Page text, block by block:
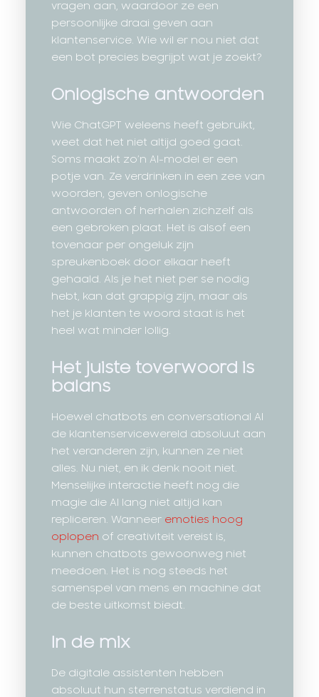
vragen aan, waardoor ze een
persoonlijke draai geven aan
klantenservice. Wie wil er nou niet dat
een bot precies begrijpt wat je zoekt?
Onlogische antwoorden
Wie ChatGPT weleens heeft gebruikt,
weet dat het niet altijd goed gaat.
Soms maakt zo’n AI-model er een
potje van. Ze verdrinken in een zee van
woorden, geven onlogische
antwoorden of herhalen zichzelf als
een gebroken plaat. Het is alsof een
tovenaar per ongeluk zijn
spreukenboek door elkaar heeft
gehaald. Als je het niet per se nodig
hebt, kan dat grappig zijn, maar als
het je klanten te woord staat is het
heel wat minder lollig.
Het juiste toverwoord is
balans
Hoewel chatbots en conversational AI
de klantenservicewereld absoluut aan
het veranderen zijn, kunnen ze niet
alles. Nu niet, en ik denk nooit niet.
Menselijke interactie heeft nog die
magie die AI lang niet altijd kan
repliceren. Wanneer emoties hoog
oplopen of creativiteit vereist is,
kunnen chatbots gewoonweg niet
meedoen. Het is nog steeds het
samenspel van mens en machine dat
de beste uitkomst biedt.
In de mix
De digitale assistenten hebben
absoluut hun sterrenstatus verdiend in